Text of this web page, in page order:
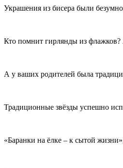
Украшения из бисера были
Кто помнит гирлянды из флажков?
А у ваших родителей была
Традиционные звёзды успешно
«Баранки на ёлке – к сытой